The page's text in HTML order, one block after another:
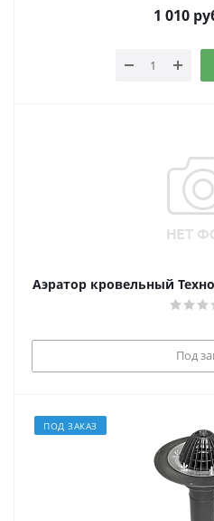
1 010
Аэратор кровельный
Под
ПОД ЗАКАЗ